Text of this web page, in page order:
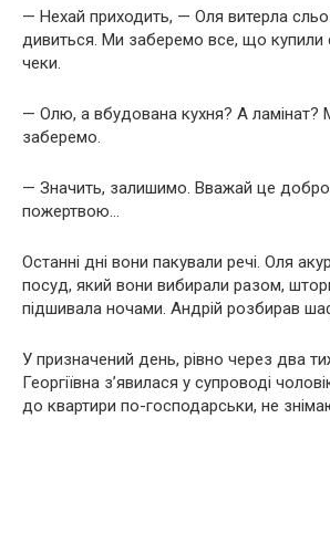
— Нехай приходить, — Оля витерла
дивиться. Ми заберемо все, що купили
чеки.
— Олю, а вбудована кухня? А ламінат?
заберемо.
— Значить, залишимо. Вважай це
пожертвою…
Останні дні вони пакували речі. Оля
посуд, який вони вибирали разом,
підшивала ночами. Андрій розбирав
У призначений день, рівно через два
Георгіївна з’явилася у супроводі
до квартири по-господарськи, не